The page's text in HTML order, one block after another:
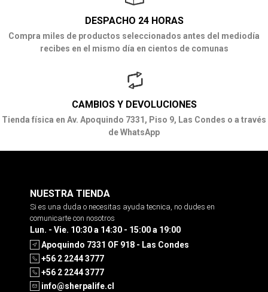
DESPACHO 24 HORAS
Compra miles de productos seleccionados antes del mediodía
recibes en el mismo día en cientos de comunas
CAMBIOS Y DEVOLUCIONES
Tienda física en Av. Apoquindo 7331, Piso 9, Las Condes o a través
de WhatsApp
NUESTRA TIENDA
Si es una duda o necesitas ayuda tecnica, no dudes en
comunicarte con nosotros
Lun. - Vie. 10:30 a 14:30 - 15:00 a 19:00
Apoquindo 7331 OF 918 - Las Condes
+56 2 2244 3777
+56 2 2244 3777
info@sherpalife.cl